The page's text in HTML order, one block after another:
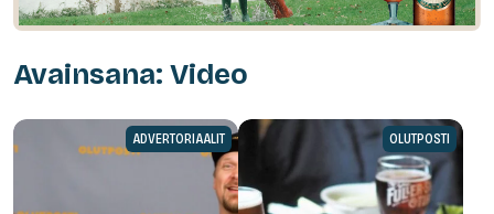
Avainsana: Video
ADVERTORIAALIT OLUTPOSTI